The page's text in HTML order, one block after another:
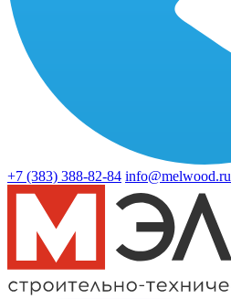
+7 (383) 388-82-84 info@melwood.ru